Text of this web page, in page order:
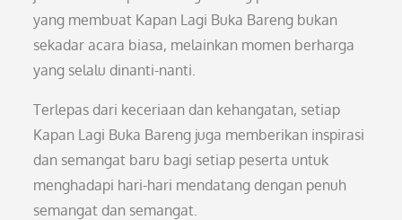
yang membuat Kapan Lagi Buka Bareng bukan
sekadar acara biasa, melainkan momen berharga
yang selalu dinanti-nanti.
Terlepas dari keceriaan dan kehangatan, setiap
Kapan Lagi Buka Bareng juga memberikan inspirasi
dan semangat baru bagi setiap peserta untuk
menghadapi hari-hari mendatang dengan penuh
semangat dan semangat.